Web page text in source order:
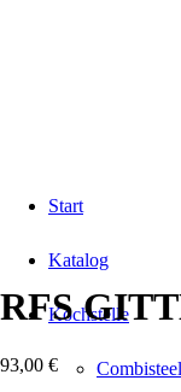
Start
Katalog
Kochstelle
RFS
93,00 €